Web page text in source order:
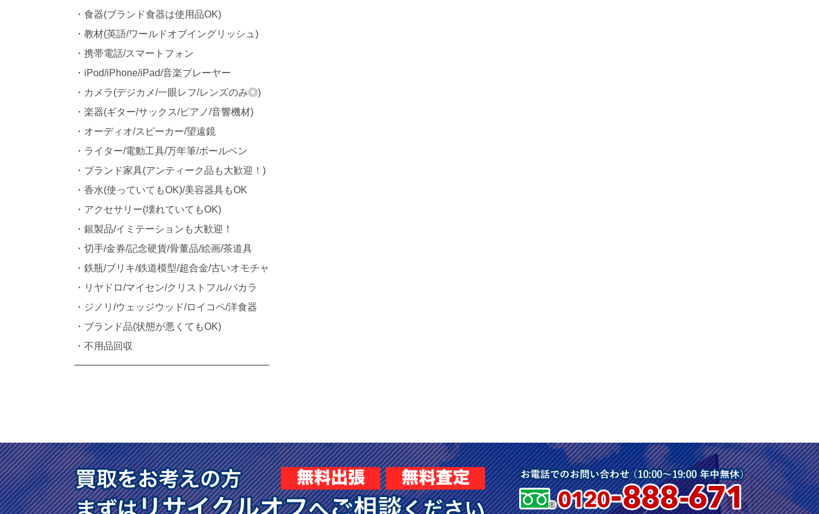
・食器(ブランド食器は使用品OK)
・教材(英語/ワールドオブイングリッシュ)
・携帯電話/スマートフォン
・iPod/iPhone/iPad/音楽プレーヤー
・カメラ(デジカメ/一眼レフ/レンズのみ◎)
・楽器(ギター/サックス/ピアノ/音響機材)
・オーディオ/スピーカー/望遠鏡
・ライター/電動工具/万年筆/ボールペン
・ブランド家具(アンティーク品も大歓迎！)
・香水(使っていてもOK)/美容器具もOK
・アクセサリー(壊れていてもOK)
・銀製品/イミテーションも大歓迎！
・切手/金券/記念硬貨/骨董品/絵画/茶道具
・鉄瓶/ブリキ/鉄道模型/超合金/古いオモチャ
・リヤドロ/マイセン/クリストフル/バカラ
・ジノリ/ウェッジウッド/ロイコペ/洋食器
・ブランド品(状態が悪くてもOK)
・不用品回収
━━━━━━━━━━━━━━━━━━━━